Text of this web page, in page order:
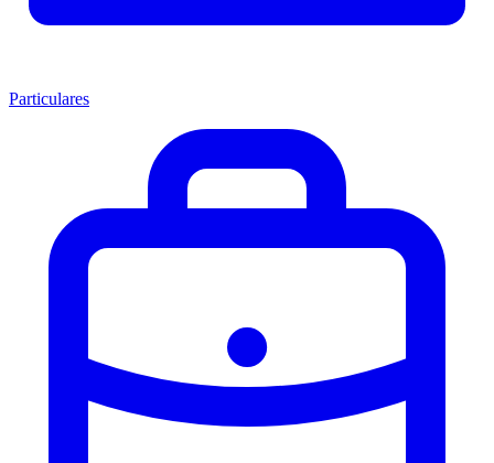
Particulares